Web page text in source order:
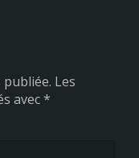
Les
avec*